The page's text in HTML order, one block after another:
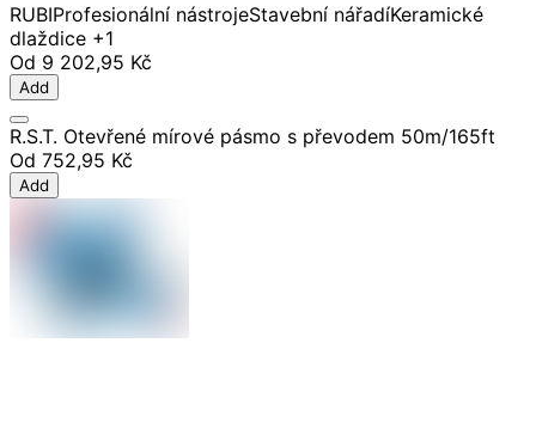
RUBIProfesionální nástrojeStavební nářadíKeramické
dlaždice +1
Od 9 202,95 Kč
Add
R.S.T. Otevřené mírové pásmo s převodem 50m/165ft
Od 752,95 Kč
Add